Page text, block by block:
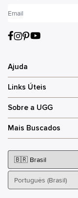
Ajuda
Links Úteis
Sobre a UGG
Mais Buscados